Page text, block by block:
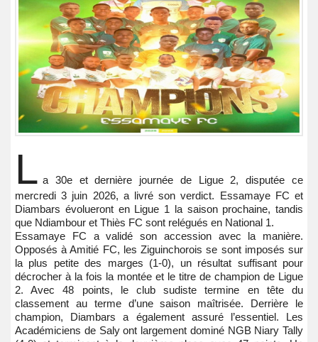
L a 30e et dernière journée de Ligue 2, disputée ce
mercredi 3 juin 2026, a livré son verdict. Essamaye FC et
Diambars évolueront en Ligue 1 la saison prochaine, tandis
que Ndiambour et Thiès FC sont relégués en National 1.
Essamaye FC a validé son accession avec la manière.
Opposés à Amitié FC, les Ziguinchorois se sont imposés sur
la plus petite des marges (1-0), un résultat suffisant pour
décrocher à la fois la montée et le titre de champion de Ligue
2. Avec 48 points, le club sudiste termine en tête du
classement au terme d’une saison maîtrisée. Derrière le
champion, Diambars a également assuré l’essentiel. Les
Académiciens de Saly ont largement dominé NGB Niary Tally